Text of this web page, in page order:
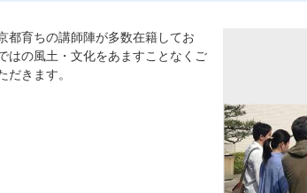
都育ちの講師陣が多数在籍してお
はの風土・文化をあますことなくご
だきます。